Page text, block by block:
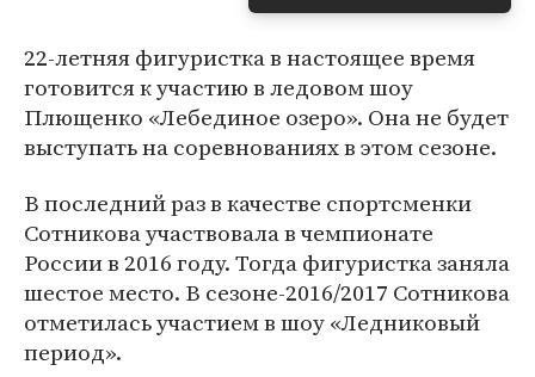
22-летняя фигуристка в настоящее время
готовится к участию в ледовом шоу
Плющенко «Лебединое озеро». Она не будет
выступать на соревнованиях в этом сезоне.
В последний раз в качестве спортсменки
Сотникова участвовала в чемпионате
России в 2016 году. Тогда фигуристка заняла
шестое место. В сезоне-2016/2017 Сотникова
отметилась участием в шоу «Ледниковый
период».